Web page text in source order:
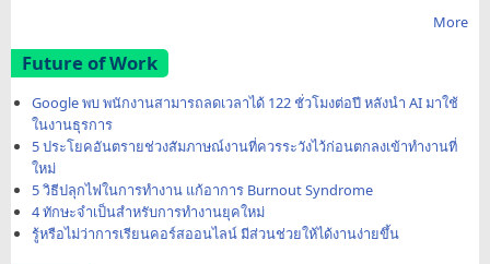
More
Future of Work
Google พบ พนักงานสามารถลดเวลาได้ 122 ชั่วโมงต่อปี หลังนำ AI มาใช้
ในงานธุรการ
5 ประโยคอันตรายช่วงสัมภาษณ์งานที่ควรระวังไว้ก่อนตกลงเข้าทำงานที่
ใหม่
5 วิธีปลุกไฟในการทำงาน แก้อาการ Burnout Syndrome
4 ทักษะจำเป็นสำหรับการทำงานยุคใหม่
รู้หรือไม่ว่าการเรียนคอร์สออนไลน์ มีส่วนช่วยให้ได้งานง่ายขึ้น